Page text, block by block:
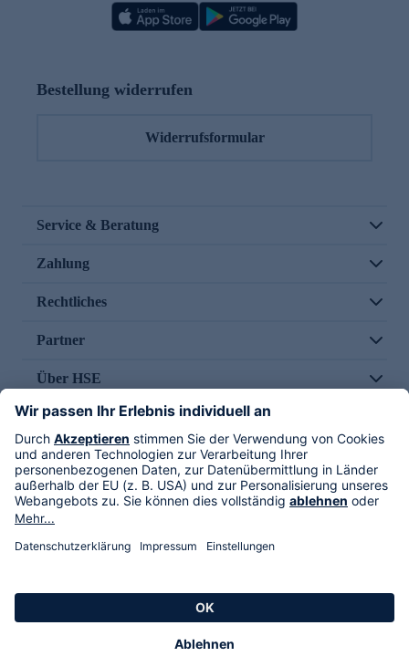
Bestellung widerrufen
Widerrufsformular
Service & Beratung
Zahlung
Rechtliches
Partner
Über HSE
Im TV
HSE International